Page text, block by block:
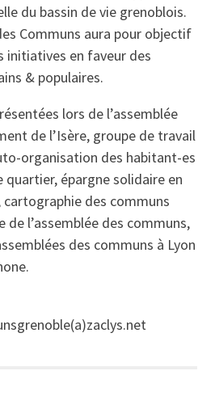
du bassin de vie grenoblois.
Communs aura pour objectif
initiatives en faveur des
& populaires.
lors de l’assemblée
de l’Isère, groupe de travail
organisation des habitant-es
quartier, épargne solidaire en
des communs
de l’assemblée des communs,
des communs à Lyon